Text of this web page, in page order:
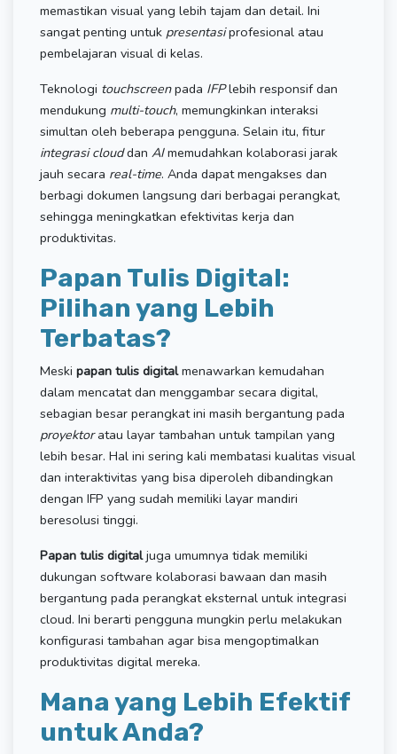
memastikan visual yang lebih tajam dan detail. Ini
sangat penting untuk presentasiprofesional atau
pembelajaran visual di kelas.
Teknologi touchscreenpada IFPlebih responsif dan
mendukung multi-touch, memungkinkan interaksi
simultan oleh beberapa pengguna. Selain itu, fitur
integrasi clouddan AImemudahkan kolaborasi jarak
jauh secara real-time. Anda dapat mengakses dan
berbagi dokumen langsung dari berbagai perangkat,
sehingga meningkatkan efektivitas kerja dan
produktivitas.
Papan Tulis Digital:
Pilihan yang Lebih
Terbatas?
Meski papan tulis digitalmenawarkan kemudahan
dalam mencatat dan menggambar secara digital,
sebagian besar perangkat ini masih bergantung pada
proyektoratau layar tambahan untuk tampilan yang
lebih besar. Hal ini sering kali membatasi kualitas visual
dan interaktivitas yang bisa diperoleh dibandingkan
dengan IFP yang sudah memiliki layar mandiri
beresolusi tinggi.
Papan tulis digitaljuga umumnya tidak memiliki
dukungan software kolaborasi bawaan dan masih
bergantung pada perangkat eksternal untuk integrasi
cloud. Ini berarti pengguna mungkin perlu melakukan
konfigurasi tambahan agar bisa mengoptimalkan
produktivitas digital mereka.
Mana yang Lebih Efektif
untuk Anda?